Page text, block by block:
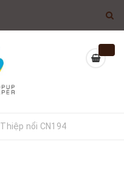
Thiệp nổi CN194